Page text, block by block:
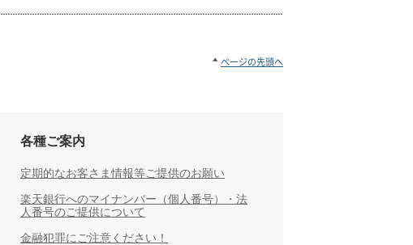
ページの先頭へ
各種ご案内
定期的なお客さま情報等ご提供のお願い
楽天銀行へのマイナンバー（個人番号）・法
人番号のご提供について
金融犯罪にご注意ください！